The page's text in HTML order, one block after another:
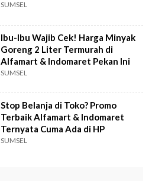
SUMSEL
Ibu-Ibu Wajib Cek! Harga Minyak
Goreng 2 Liter Termurah di
Alfamart & Indomaret Pekan Ini
SUMSEL
Stop Belanja di Toko? Promo
Terbaik Alfamart & Indomaret
Ternyata Cuma Ada di HP
SUMSEL